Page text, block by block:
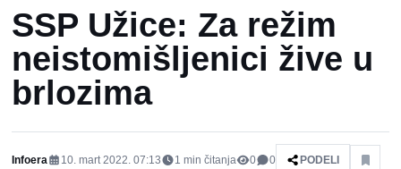
SSP Užice: Za režim
neistomišljenici žive u
brlozima
Infoera 10. mart 2022. 07:13 1 min čitanja 0 0 PODELI